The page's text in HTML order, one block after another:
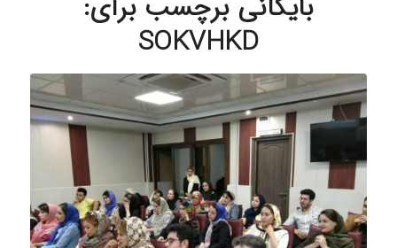
بایگانی برچسب برای:
SOKVHKD